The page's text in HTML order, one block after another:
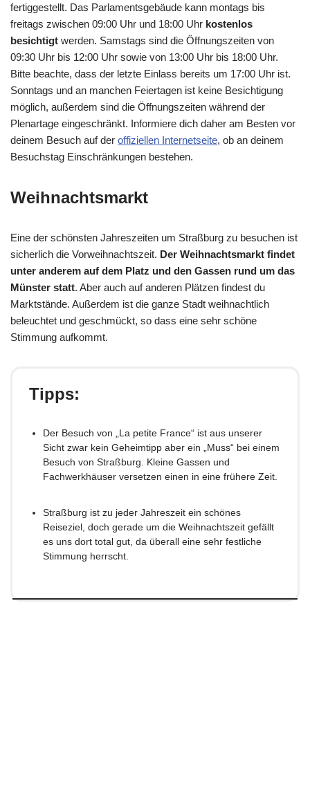
fertiggestellt. Das Parlamentsgebäude kann montags bis
freitags zwischen 09:00 Uhr und 18:00 Uhr kostenlos
besichtigt werden. Samstags sind die Öffnungszeiten von
09:30 Uhr bis 12:00 Uhr sowie von 13:00 Uhr bis 18:00 Uhr.
Bitte beachte, dass der letzte Einlass bereits um 17:00 Uhr ist.
Sonntags und an manchen Feiertagen ist keine Besichtigung
möglich, außerdem sind die Öffnungszeiten während der
Plenartage eingeschränkt. Informiere dich daher am Besten vor
deinem Besuch auf der offiziellen Internetseite, ob an deinem
Besuchstag Einschränkungen bestehen.
Weihnachtsmarkt
Eine der schönsten Jahreszeiten um Straßburg zu besuchen ist
sicherlich die Vorweihnachtszeit. Der Weihnachtsmarkt findet
unter anderem auf dem Platz und den Gassen rund um das
Münster statt. Aber auch auf anderen Plätzen findest du
Marktstände. Außerdem ist die ganze Stadt weihnachtlich
beleuchtet und geschmückt, so dass eine sehr schöne
Stimmung aufkommt.
Tipps:
Der Besuch von „La petite France“ ist aus unserer
Sicht zwar kein Geheimtipp aber ein „Muss“ bei einem
Besuch von Straßburg. Kleine Gassen und
Fachwerkhäuser versetzen einen in eine frühere Zeit.
Straßburg ist zu jeder Jahreszeit ein schönes
Reiseziel, doch gerade um die Weihnachtszeit gefällt
es uns dort total gut, da überall eine sehr festliche
Stimmung herrscht.